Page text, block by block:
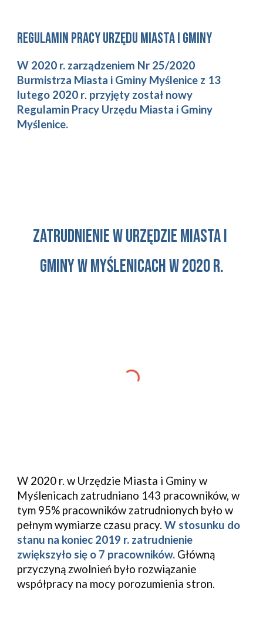
regulamin pracy urzędu Miasta i Gminy
W 2020 r. zarządzeniem Nr 25/2020
Burmistrza Miasta i Gminy Myślenice z 13
lutego 2020 r. przyjęty został nowy
Regulamin Pracy Urzędu Miasta i Gminy
Myślenice.
zatrudnienie w urzędzie Miasta i
Gminy w Myślenicach w 2020 r.
W 2020 r. w Urzędzie Miasta i Gminy w
Myślenicach zatrudniano 143 pracowników, w
tym 95% pracowników zatrudnionych było w
pełnym wymiarze czasu pracy. W stosunku do
stanu na koniec 2019 r. zatrudnienie
zwiększyło się o 7 pracowników. Główną
przyczyną zwolnień było rozwiązanie
współpracy na mocy porozumienia stron.